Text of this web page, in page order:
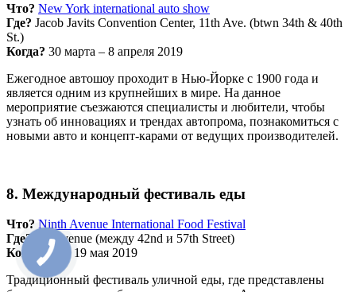
Что? New York international auto show
Где? Jacob Javits Convention Center, 11th Ave. (btwn 34th & 40th
St.)
Когда? 30 марта – 8 апреля 2019
Ежегодное автошоу проходит в Нью-Йорке с 1900 года и
является одним из крупнейших в мире. На данное
мероприятие съезжаются специалисты и любители, чтобы
узнать об инновациях и трендах автопрома, познакомиться с
новыми авто и концепт-карами от ведущих производителей.
8. Международный фестиваль еды
Что? Ninth Avenue International Food Festival
Где?
9th Avenue (между 42nd и 57th Street)
Когда?18 – 19 мая 2019
Традиционный фестиваль уличной еды, где представлены